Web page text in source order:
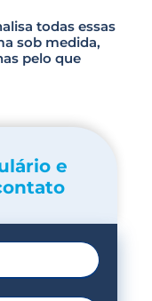
todas essas
sob medida,
pelo que
e